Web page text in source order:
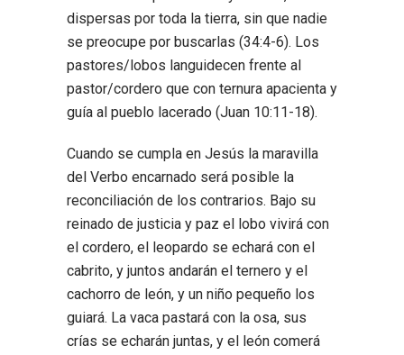
dispersas por toda la tierra, sin que nadie
se preocupe por buscarlas (34:4-6). Los
pastores/lobos languidecen frente al
pastor/cordero que con ternura apacienta y
guía al pueblo lacerado (Juan 10:11-18).
Cuando se cumpla en Jesús la maravilla
del Verbo encarnado será posible la
reconciliación de los contrarios. Bajo su
reinado de justicia y paz el lobo vivirá con
el cordero, el leopardo se echará con el
cabrito, y juntos andarán el ternero y el
cachorro de león, y un niño pequeño los
guiará. La vaca pastará con la osa, sus
crías se echarán juntas, y el león comerá